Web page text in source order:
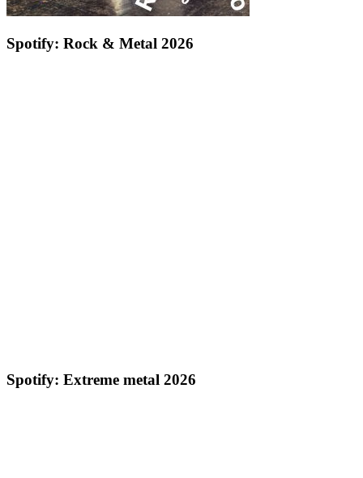
Spotify: Rock & Metal 2026
Spotify: Extreme metal 2026